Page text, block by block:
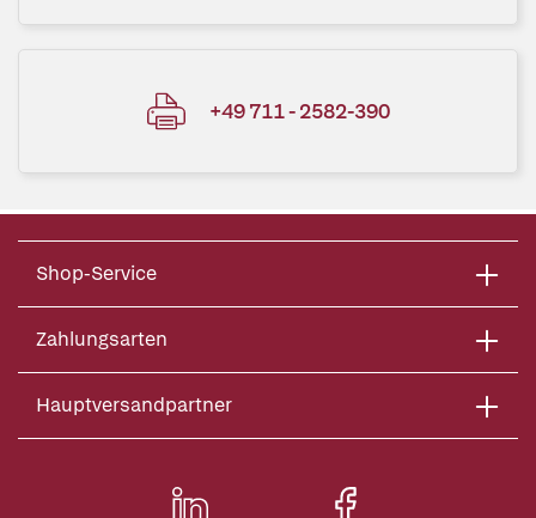
+49 711 - 2582-390
Shop-Service
Zahlungsarten
Hauptversandpartner